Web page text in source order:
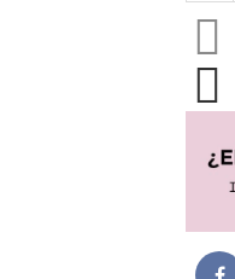

